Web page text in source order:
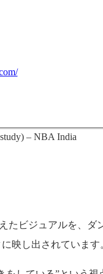
– NBA India
ビジュアルを、
映し出されています